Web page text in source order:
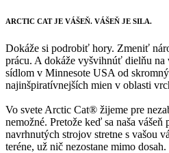
ARCTIC CATJE VÁŠEŇ. VÁŠEŇ JE SILA.
Dokáže si podrobiť hory. Zmeniť
prácu. A dokáže vyšvihnúť dielňu na
sídlom v Minnesote USA od
najinšpiratívnejších mien v oblasti
Vo svete Arctic Cat® žijeme pre
nemožné. Pretože keď sa naša vášeň
navrhnutých strojov stretne s vašou
teréne, už nič nezostane mimo dosah.